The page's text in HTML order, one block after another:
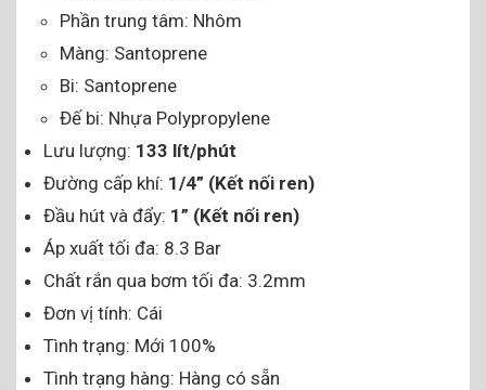
Phần trung tâm: Nhôm
Màng: Santoprene
Bi: Santoprene
Đế bi: Nhựa Polypropylene
Lưu lượng: 133 lít/phút
Đường cấp khí: 1/4” (Kết nối ren)
Đầu hút và đẩy: 1” (Kết nối ren)
Áp xuất tối đa: 8.3 Bar
Chất rắn qua bơm tối đa: 3.2mm
Đơn vị tính: Cái
Tình trạng: Mới 100%
Tình trạng hàng: Hàng có sẵn